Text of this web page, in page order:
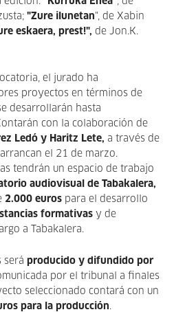
"Zure ilunetan", de Xabin
eskaera, prest!", de Jon.K.
el jurado ha
proyectos en términos de
desarrollarán hasta
con la colaboración de
Ledó y Haritz Lete, a través de
el 21 de marzo.
tendrán un espacio de trabajo
audiovisual de Tabakalera,
2.000 euros para el desarrollo
formativas y de
a Tabakalera.
será producido y difundido por
por el tribunal a finales
seleccionado contará con un
para la producción.